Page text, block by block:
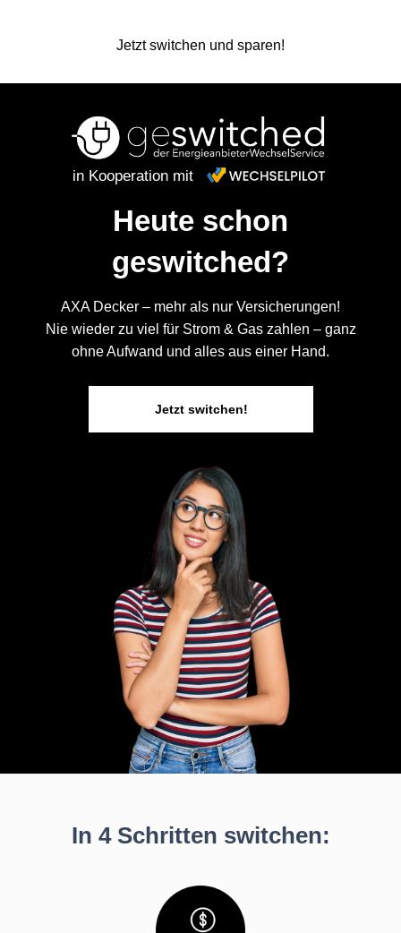
Jetzt switchen und sparen!
in Kooperation mit
Heute schon
geswitched?
AXA Decker – mehr als nur Versicherungen!
Nie wieder zu viel für Strom & Gas zahlen – ganz
ohne Aufwand und alles aus einer Hand.
Jetzt switchen!
In 4 Schritten switchen: